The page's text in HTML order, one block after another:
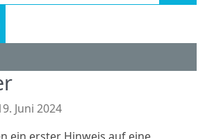
Juni 2024